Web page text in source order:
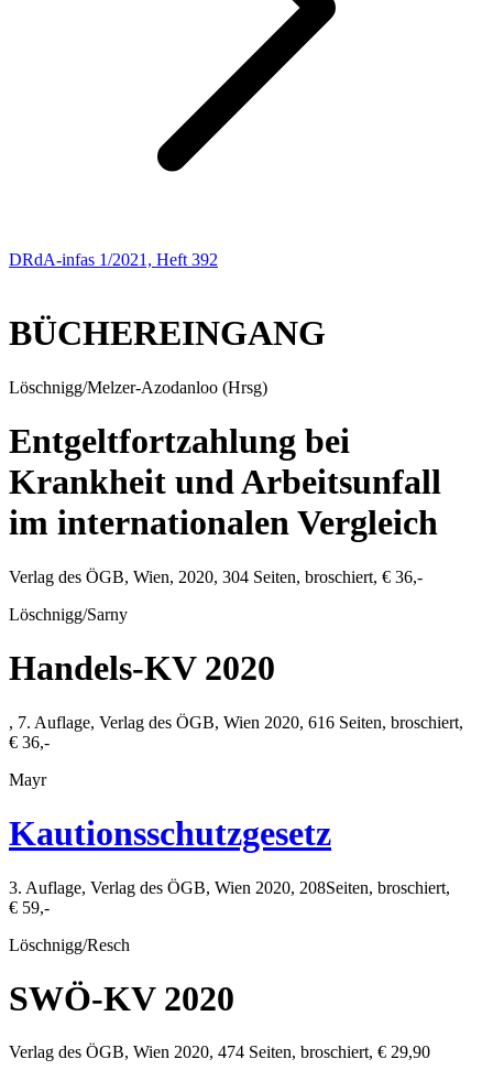
DRdA-infas 1/2021, Heft 392
BÜCHEREINGANG
Löschnigg/Melzer-Azodanloo (Hrsg)
Entgeltfortzahlung bei
Krankheit und Arbeitsunfall
im internationalen Vergleich
Verlag des ÖGB, Wien, 2020, 304 Seiten, broschiert, € 36,-
Löschnigg/Sarny
Handels-KV 2020
, 7. Auflage, Verlag des ÖGB, Wien 2020, 616 Seiten, broschiert,
€ 36,-
Mayr
Kautionsschutzgesetz
3. Auflage, Verlag des ÖGB, Wien 2020, 208Seiten, broschiert,
€ 59,-
Löschnigg/Resch
SWÖ-KV 2020
Verlag des ÖGB, Wien 2020, 474 Seiten, broschiert, € 29,90